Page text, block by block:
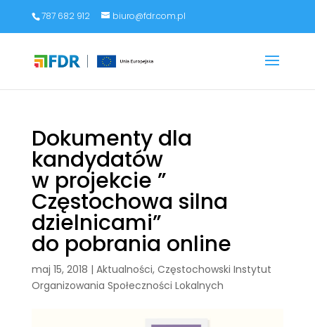
787 682 912 biuro@fdr.com.pl
Dokumenty dla
kandydatów
w projekcie ”
Częstochowa silna
dzielnicami”
do pobrania online
maj 15, 2018 | Aktualności, Częstochowski Instytut
Organizowania Społeczności Lokalnych